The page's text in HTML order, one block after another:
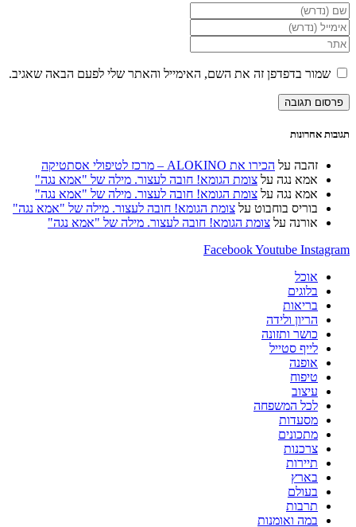
הזן
את
השם
שלך
או
שם
משתמש
כדי
הזן
את
כתובת
דואר
האלקטרוני
שלך
כדי
הזן
את
כתובת
האינטרנט
שלך
שמור בדפדפן זה את השם, האימייל והאתר שלי לפעם הבאה שאגיב.
תגובות אחרונות
זהבה על הכירו את ALOKINO – מרכז לטיפולי אסתטיקה
אמא נגה על צומת הגומא! חובה לעצור. מילה של "אמא נגה"
אמא נגה על צומת הגומא! חובה לעצור. מילה של "אמא נגה"
בוריס בוחבוט על צומת הגומא! חובה לעצור. מילה של "אמא נגה"
אורנה על צומת הגומא! חובה לעצור. מילה של "אמא נגה"
FacebookYoutube Instagram
אוכל
בלוגים
בריאות
הריון ולידה
כושר ותזונה
לייף סטייל
אופנה
טיפוח
עיצוב
לכל המשפחה
מסעדות
מתכונים
צרכנות
תיירות
בארץ
בעולם
תרבות
במה ואומנות